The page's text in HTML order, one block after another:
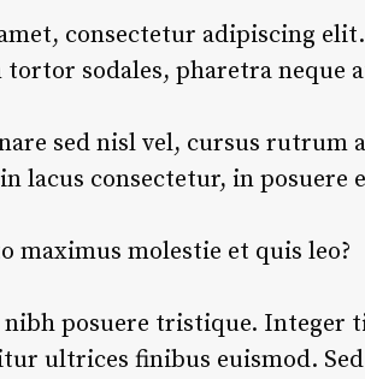
consectetur adipiscing
tortor sodales, pharetra neque
sed nisl vel, cursus rutrum
lacus consectetur, in posuere
maximus molestie et quis leo?
posuere tristique. Integer
ultrices finibus euismod.